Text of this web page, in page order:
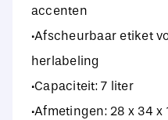
accenten
·Afscheurbaar etiket
herlabeling
·Capaciteit: 7 liter
·Afmetingen: 28 x 34 x